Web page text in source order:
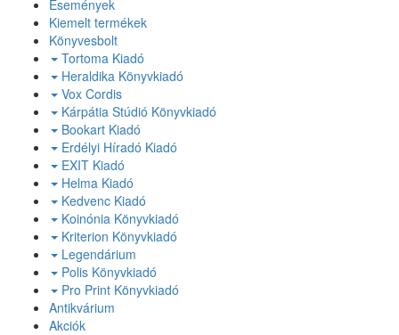
Események
Kiemelt termékek
Könyvesbolt
Tortoma Kiadó
Heraldika Könyvkiadó
Vox Cordis
Kárpátia Stúdió Könyvkiadó
Bookart Kiadó
Erdélyi Híradó Kiadó
EXIT Kiadó
Helma Kiadó
Kedvenc Kiadó
Koinónia Könyvkiadó
Kriterion Könyvkiadó
Legendárium
Polis Könyvkiadó
Pro Print Könyvkiadó
Antikvárium
Akciók